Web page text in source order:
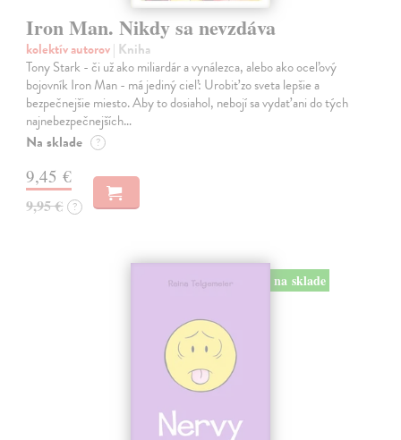
Iron Man. Nikdy sa nevzdáva
kolektív autorov| Kniha
Tony Stark - či už ako miliardár a vynálezca, alebo ako oceľový
bojovník Iron Man - má jediný cieľ: Urobiť zo sveta lepšie a
bezpečnejšie miesto. Aby to dosiahol, nebojí sa vydať ani do tých
najnebezpečnejších…
Na sklade ?
9,45 €
9,95 € ?
na sklade